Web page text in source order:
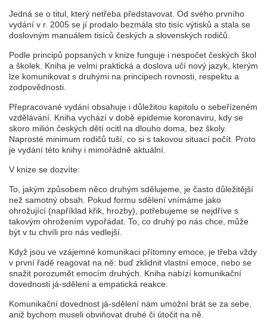
Jedná se o titul, který netřeba představovat. Od svého prvního
vydání v r. 2005 se jí prodalo bezmála sto tisíc výtisků a stala se
doslovným manuálem tisíců českých a slovenských rodičů.
Podle principů popsaných v knize funguje i nespočet českých škol
a školek. Kniha je velmi praktická a doslova učí nový jazyk, kterým
lze komunikovat s druhými na principech rovnosti, respektu a
zodpovědnosti.
Přepracované vydání obsahuje i důležitou kapitolu o sebeřízeném
vzdělávání. Kniha vychází v době epidemie koronaviru, kdy se
skoro milión českých dětí ocitl na dlouho doma, bez školy.
Naprosté minimum rodičů tuší, co si s takovou situací počít. Proto
je vydání této knihy i mimořádně aktuální.
V knize se dozvíte:
To, jakým způsobem něco druhým sdělujeme, je často důležitější
než samotný obsah. Pokud formu sdělení vnímáme jako
ohrožující (například křik, hrozby), potřebujeme se nejdříve s
takovým ohrožením vypořádat. To, co druhý po nás chce, může
být v tu chvíli pro nás vedlejší.
Když jsou ve vzájemné komunikaci přítomny emoce, je třeba vždy
v první řadě reagovat na ně: buď zklidnit vlastní emoce, nebo se
snažit porozumět emocím druhých. Kniha nabízí komunikační
dovednosti já-sdělení a empatická reakce.
Komunikační dovednost já-sdělení nám umožní brát se za sebe,
aniž bychom museli obviňovat druhé či útočit na ně.